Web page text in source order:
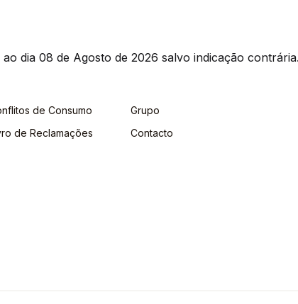
dia 08 de Agosto de 2026 salvo indicação contrária.
de Consumo
de Reclamações
Grupo
Contacto